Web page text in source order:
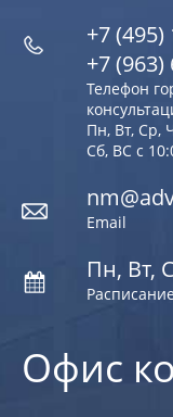
Офис
+7 (495)
+7 (963)
Телефон
Пн, Вт, Ср,
Сб, ВС с
Email
Пн, Вт,
Расписание